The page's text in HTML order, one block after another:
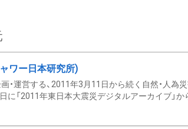
ワー日本研究所)
・運営する、2011年3月11日から続く自然・人為
「2011年東日本大震災デジタルアーカイブ」か